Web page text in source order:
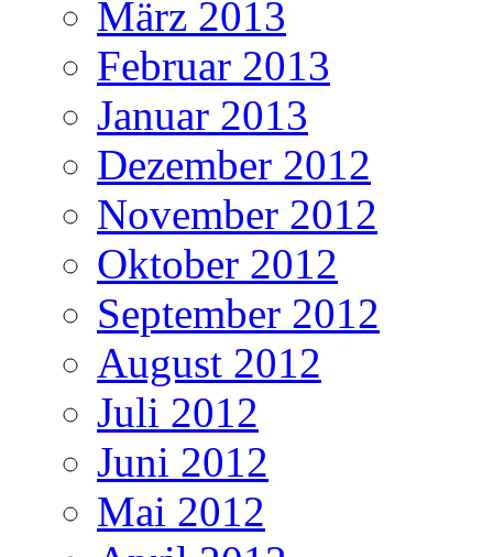
März 2013
Februar 2013
Januar 2013
Dezember 2012
November 2012
Oktober 2012
September 2012
August 2012
Juli 2012
Juni 2012
Mai 2012